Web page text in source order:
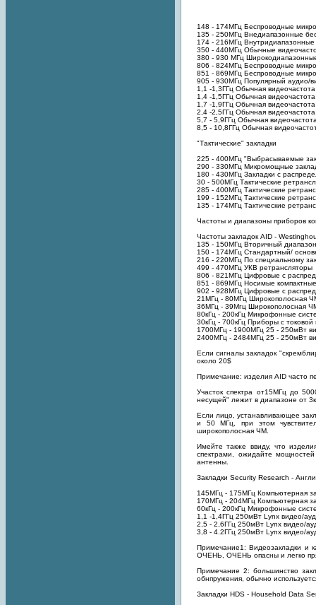
148 - 174МГц Беспроводные
135 - 250МГц Внедиапазонные
174 - 216МГц
350 - 440МГц Обычные
380 - 930 МГц
806 - 824МГц Беспроводные
851 - 869МГц Беспроводные
905 - 930МГц Популярный аудио/
1,1 -1,3ГГц Обычная видеочастота
1,4 -1,5ГГц Обычная видеочастота
1,7 -1,9ГГц Обычная
2,4 -2,5ГГц Обычная
5,7 - 5,9ГГц Обычная
8,5 - 10,8ГГц Обычная
"Тактические" закладки
225 - 400МГц "Выбрасываемые
290 - 330МГц Микромощные
180 - 430МГц Закладки с
30 - 500МГц Тактические
285 - 400МГц Тактические
199 - 152МГц Тактические
135 - 174МГц Тактические
Частоты и диапазоны приборов
Частоты закладок AID -
135 - 150МГц Вторичный
150 - 174МГц Стандартный/
216 - 220МГц По специальному
499 - 470МГц УКВ ретрансляторы
806 - 821МГц Цифровые с
851 - 869МГц Носимые
902 - 928МГц Цифровые с
21МГц - 80МГц Широкополосная
36МГц - 39Мгц Широкополосная
80кГц - 200кГц Микрофонные
30кГц - 700кГц Приборы с
1700МГц - 1900МГц 25 - 250мВт
2400МГц - 2484МГц 25 - 250мВт
Если сигналы закладок
около 20$
Примечание: изделия AID часто
Участок спектра от15МГц до
несущей" лежит в диапазоне от
Если лицо, устанавливающее
и 50 МГц, при этом
широкополосная ЧМ.
Имейте также ввиду, что
спектрами, ожидайте
антенны.
Закладки Security Research -
145МГц - 175МГц Компьютерная
170МГц - 204МГц Компьютерная
60кГц - 200кГц Микрофонные
1,1 -1,4ГГц 250мВт Lynx видео/
2,5 - 2,6ГГц 250мВт Lynx видео/
3,8 - 4.2ГГц 250мВт Lynx видео/
Примечание1: Видеозакладки и
ОЧЕНЬ, ОЧЕНЬ опасны и легко
Примечание 2: большинство
обнпружения, обычно
Закладки HDS - Household Data